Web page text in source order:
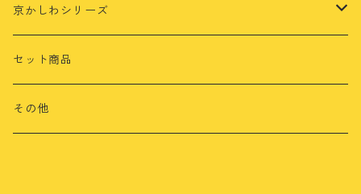
茶乃月
さくら
京かしわシリーズ
もみじ鶏
さくら鶏
セット商品
その他